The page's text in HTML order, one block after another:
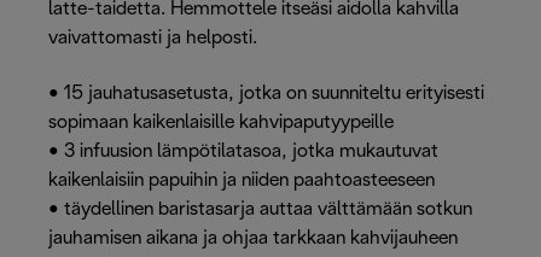
latte-taidetta. Hemmottele itseäsi aidolla kahvilla
vaivattomasti ja helposti.
• 15 jauhatusasetusta, jotka on suunniteltu erityisesti
sopimaan kaikenlaisille kahvipaputyypeille
• 3 infuusion lämpötilatasoa, jotka mukautuvat
kaikenlaisiin papuihin ja niiden paahtoasteeseen
• täydellinen baristasarja auttaa välttämään sotkun
jauhamisen aikana ja ohjaa tarkkaan kahvijauheen